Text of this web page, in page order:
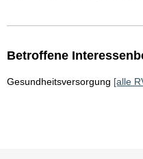
Betroffene
Gesundheitsversorgung [alle